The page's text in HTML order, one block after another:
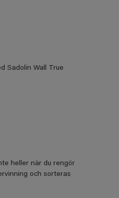
Sadolin Wall True
heller när du rengör
och sorteras